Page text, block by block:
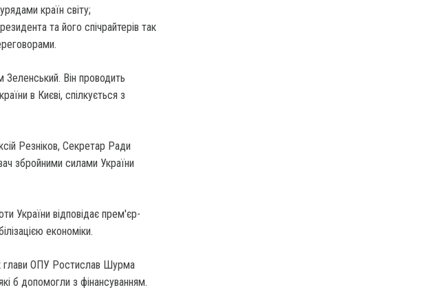
країн світу;
та його спічрайтерів так
Зеленський. Він проводить
в Києві, спілкується з
Резніков, Секретар Ради
збройними силами України
України відповідає прем'єр-
економіки.
глави ОПУ Ростислав Шурма
б допомогли з фінансуванням.